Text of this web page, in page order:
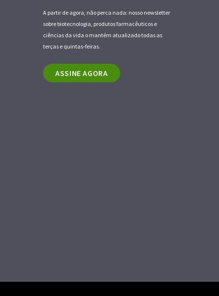
A partir de agora, não perca nada: nosso newsletter
sobre biotecnologia, produtos farmacêuticos e
ciências da vida o mantém atualizado todas as
terças e quintas-feiras.
ASSINE AGORA